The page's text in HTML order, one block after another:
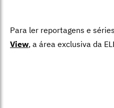
Para ler reportagens e
View, a área exclusiva da